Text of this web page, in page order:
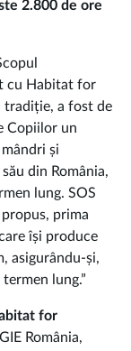
2.800 de ore
cu Habitat for
tradiție, a fost de
Copiilor un
și
din România,
lung. SOS
prima
își produce
asigurându-și,
lung.”
for
România,